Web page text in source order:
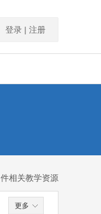
登录 | 注册
件相关教学资源
更多